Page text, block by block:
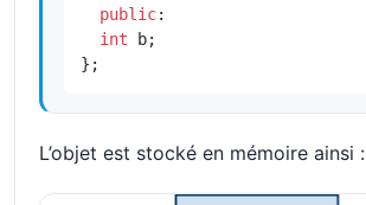
public:
int b;
};
L’objet est stocké en mémoire ainsi :